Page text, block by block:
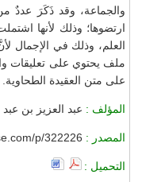
والجماعة، وقد ذَكَرَ عددٌ
ارتضوها؛ وذلك لأنها
العلم، وذلك في الإجمال
ملف يحتوي على تعليقات
على متن العقيدة الطحاوية.
المؤلف : عبد العزيز بن عبد
المصدر : p/322226
التحميل :